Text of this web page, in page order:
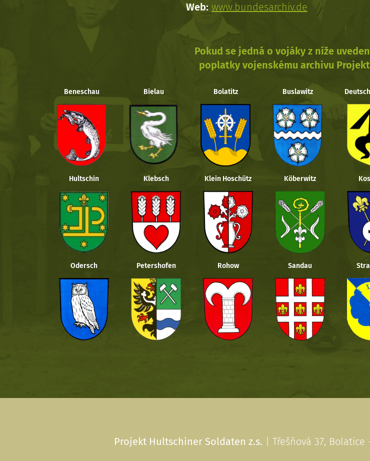
Web: www.bundesarchiv.de
Pokud se jedná o vojáky z níže
poplatky vojenskému archivu
Beneschau Bielau Bolatitz Buslawitz
Hultschin Klebsch Klein Hoschütz Köberwitz
Odersch Petershofen Rohow Sandau
Projekt Hultschiner Soldaten z.s. | Třešňová 37, Bolatice